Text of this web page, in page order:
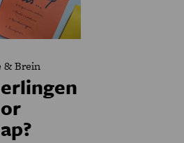
& Brein